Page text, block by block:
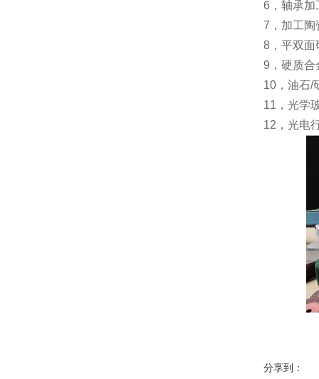
6，轴承加
7，加工陶
8，平双面
9，硬质合
10，油石/
11，光学
12，光电
分享到：